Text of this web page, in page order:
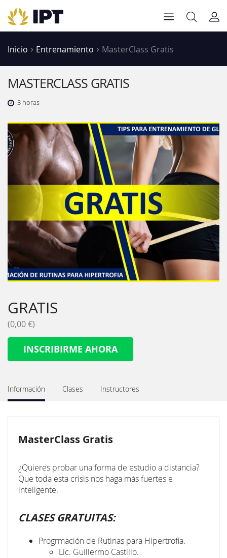
Inicio Entrenamiento MasterClass Gratis
MASTERCLASS GRATIS
3 horas
GRATIS
(0,00 €)
INSCRIBIRME AHORA
Información Clases Instructores
MasterClass Gratis
¿Quieres probar una forma de estudio a distancia?
Que toda esta crisis nos haga más fuertes e
inteligente.
CLASES GRATUITAS:
Progrmación de Rutinas para Hipertrofia.
Lic. Guillermo Castillo.